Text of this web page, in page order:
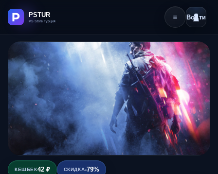
Войти
КЕШБЕК42 ₽ СКИДКА-79%